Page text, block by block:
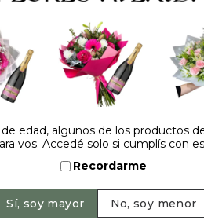
edad, algunos de los productos
vos. Accedé solo si cumplís con
Recordarme